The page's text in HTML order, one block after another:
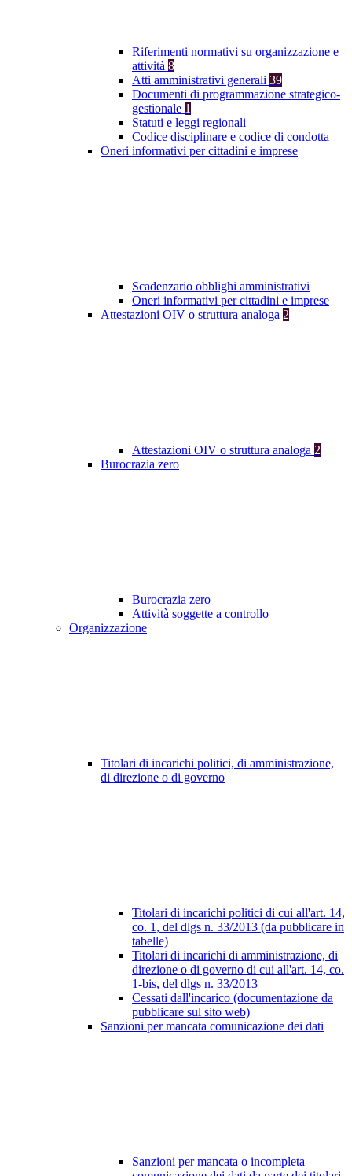
Riferimenti normativi su organizzazione e
attività 8
Atti amministrativi generali 39
Documenti di programmazione strategico-
gestionale 1
Statuti e leggi regionali
Codice disciplinare e codice di condotta
Oneri informativi per cittadini e imprese
Scadenzario obblighi amministrativi
Oneri informativi per cittadini e imprese
Attestazioni OIV o struttura analoga 2
Attestazioni OIV o struttura analoga 2
Burocrazia zero
Burocrazia zero
Attività soggette a controllo
Organizzazione
Titolari di incarichi politici, di amministrazione,
di direzione o di governo
Titolari di incarichi politici di cui all'art. 14,
co. 1, del dlgs n. 33/2013 (da pubblicare in
tabelle)
Titolari di incarichi di amministrazione, di
direzione o di governo di cui all'art. 14, co.
1-bis, del dlgs n. 33/2013
Cessati dall'incarico (documentazione da
pubblicare sul sito web)
Sanzioni per mancata comunicazione dei dati
Sanzioni per mancata o incompleta